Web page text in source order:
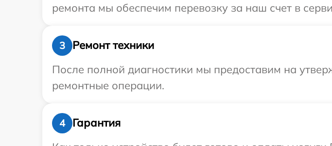
ремонта мы обеспечим перевозку за наш счет в
3
Ремонт техники
После полной диагностики мы предоставим на
ремонтные операции.
4
Гарантия